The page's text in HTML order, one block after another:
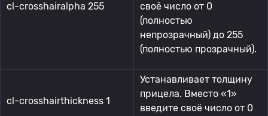
cl-crosshairalpha 255
своё число от 0
(полностью
непрозрачный) до 255
(полностью прозрачный).
cl-crosshairthickness 1
Устанавливает толщину
прицела. Вместо «1»
введите своё число от 0